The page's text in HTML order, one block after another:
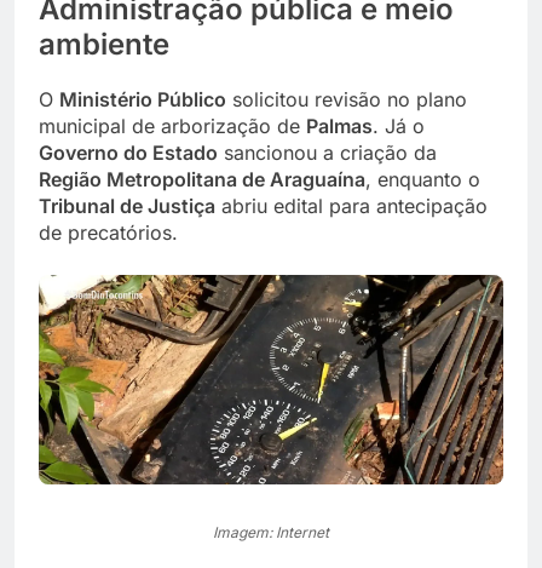
Administração pública e meio
ambiente
O Ministério Público solicitou revisão no plano
municipal de arborização de Palmas. Já o
Governo do Estado sancionou a criação da
Região Metropolitana de Araguaína, enquanto o
Tribunal de Justiça abriu edital para antecipação
de precatórios.
Imagem: Internet